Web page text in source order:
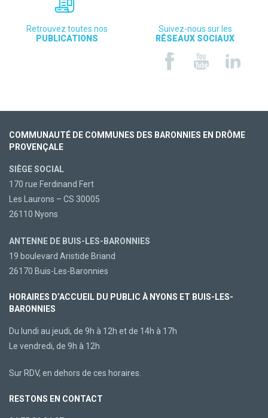
Retrouvez toutes nos
PUBLICATIONS
Suivez-nous sur les
RÉSEAUX SOCIAUX
COMMUNAUTÉ DE COMMUNES DES BARONNIES EN DRÔME
PROVENÇALE
SIÈGE SOCIAL
170 rue Ferdinand Fert
Les Laurons – CS 30005
26110 Nyons
ANTENNE DE BUIS-LES-BARONNIES
19 boulevard Aristide Briand
26170 Buis-Les-Baronnies
HORAIRES D’ACCUEIL DU PUBLIC À NYONS ET BUIS-LES-
BARONNIES
Du lundi au jeudi, de 9h à 12h et de 14h à 17h
Le vendredi, de 9h à 12h
Sur RDV, en dehors de ces horaires.
RESTONS EN CONTACT